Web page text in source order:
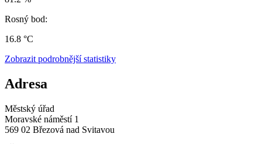
Rosný bod:
16.8 °C
Zobrazit podrobnější statistiky
Adresa
Městský úřad
Moravské náměstí 1
569 02 Březová nad Svitavou